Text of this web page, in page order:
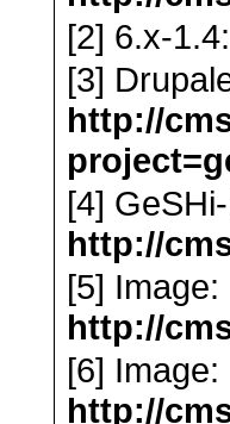
[2] 6.x-1.4:
[3]
http://
[4]
http://
[5] Image:
http://
[6] Image:
http://